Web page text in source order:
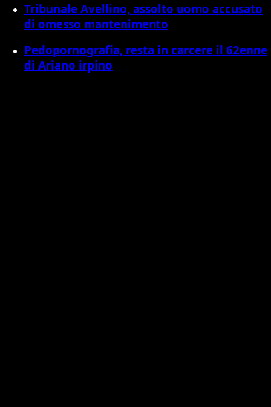
Tribunale Avellino, assolto uomo accusato
di omesso mantenimento
Pedopornografia, resta in carcere il 62enne
di Ariano irpino